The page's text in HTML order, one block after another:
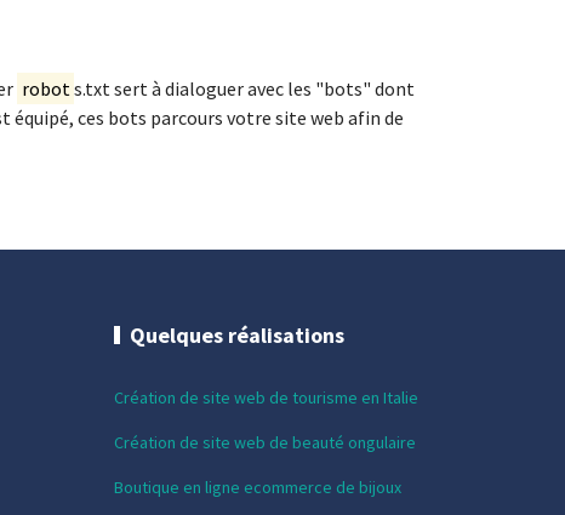
robots.txt sert à dialoguer avec les "bots" dont
ces bots parcours votre site web afin de
Quelques réalisations
Création de site web de tourisme en Italie
Création de site web de beauté ongulaire
Boutique en ligne ecommerce de bijoux